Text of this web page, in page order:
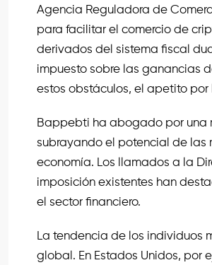
Agencia Reguladora de
para facilitar el comercio de
derivados del sistema fiscal
impuesto sobre las ganancias
estos obstáculos, el apetito
Bappebti ha abogado por una
subrayando el potencial de las
economía. Los llamados a la
imposición existentes han
el sector financiero.
La tendencia de los individuos
global. En Estados Unidos, por